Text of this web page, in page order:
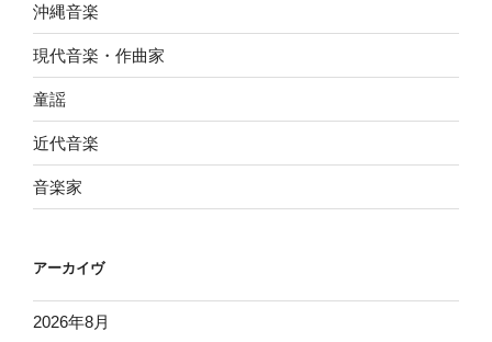
沖縄音楽
現代音楽・作曲家
童謡
近代音楽
音楽家
アーカイヴ
2026年8月